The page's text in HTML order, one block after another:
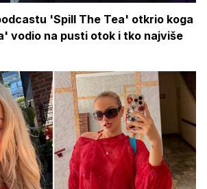
'Spill The Tea' otkrio koga
vodio na pusti otok i tko najviše